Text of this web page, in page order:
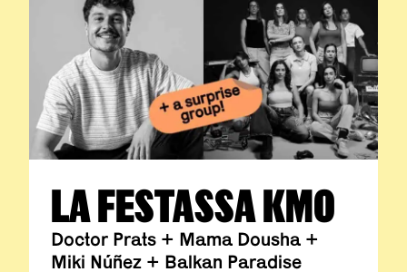
LA FESTASSA KM0
Doctor Prats + Mama Dousha +
Miki Núñez + Balkan Paradise